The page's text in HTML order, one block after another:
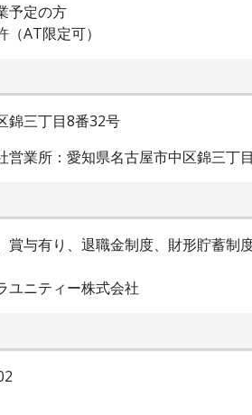
予定の方
AT限定可）
錦三丁目8番32号
営業所：愛知県名古屋市中区錦三丁
賞与有り、退職金制度、財形貯蓄
ユニティー株式会社